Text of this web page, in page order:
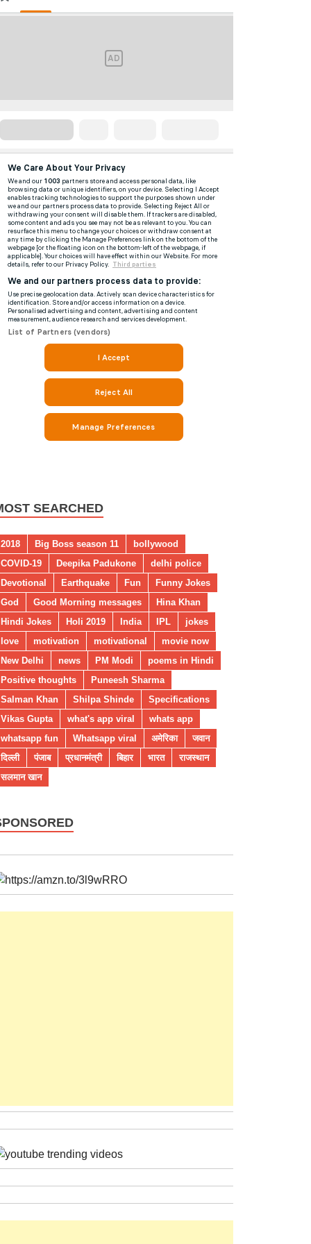
SEARCHED
2018 Big Boss season 11
bollywood
COVID-19
Deepika Padukone
delhi police
Devotional
Earthquake Fun
Funny Jokes
God
Good Morning messages
Hina Khan
Hindi Jokes
Holi 2019 India IPL
jokes
love
motivation motivational
movie now
New Delhi
news PM Modi
poems in Hindi
Positive thoughts
Puneesh Sharma
Salman Khan
Shilpa Shinde
Specifications
Vikas Gupta
what's app viral
whats app
whatsapp fun
Whatsapp viral अमेरिका
जवान
दिल्ली
पंजाब प्रधानमंत्री बिहार भारत
राजस्थान
सलमान खान